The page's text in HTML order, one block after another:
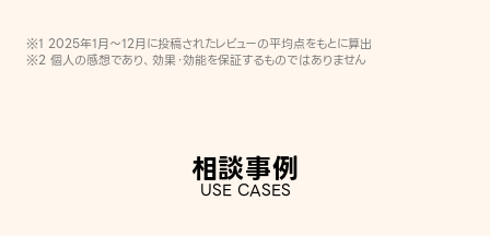
※1 2025年1月〜12月に投稿されたレビューの平均点をもとに算出
※2 個人の感想であり、効果・効能を保証するものではありません
相談事例
USE CASES